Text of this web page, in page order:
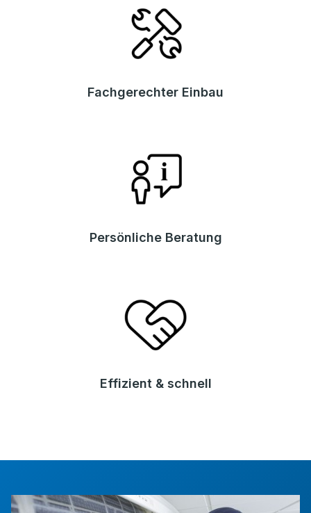
Fachgerechter Einbau
Persönliche Beratung
Effizient & schnell